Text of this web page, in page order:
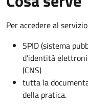
Per accedere al
SPID (sistema
d’identità
(CNS)
tutta la
della pratica.